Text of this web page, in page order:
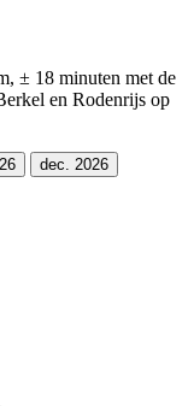
± 18 minuten met de
en Rodenrijs op
dec. 2026